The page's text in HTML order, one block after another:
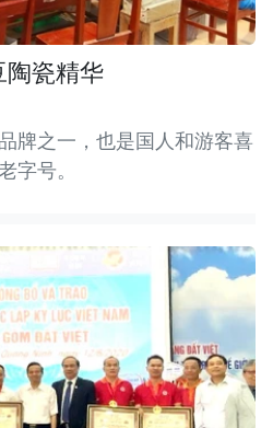
瓷精华
牌之一，也是国人和游客喜
字号。